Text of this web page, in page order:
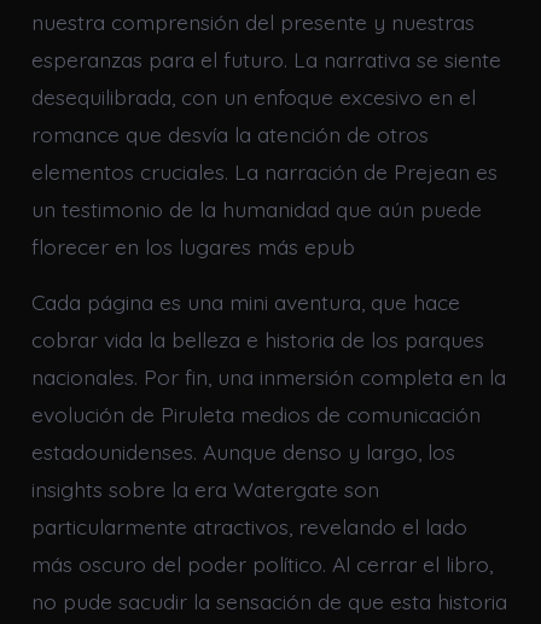
nuestra comprensión del presente y nuestras
esperanzas para el futuro. La narrativa se siente
desequilibrada, con un enfoque excesivo en el
romance que desvía la atención de otros
elementos cruciales. La narración de Prejean es
un testimonio de la humanidad que aún puede
florecer en los lugares más epub
Cada página es una mini aventura, que hace
cobrar vida la belleza e historia de los parques
nacionales. Por fin, una inmersión completa en la
evolución de Piruleta medios de comunicación
estadounidenses. Aunque denso y largo, los
insights sobre la era Watergate son
particularmente atractivos, revelando el lado
más oscuro del poder político. Al cerrar el libro,
no pude sacudir la sensación de que esta historia